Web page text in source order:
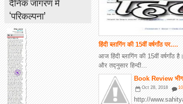
हिंदी ब्लागिंग की 15वीं वर्षगाँठ पर....
आज हिंदी ब्लागिंग की 15वीं वर्षगाँठ
और तद्नुसार हिन्दी...
Book Review
Oct 28, 2018 10
http://
‘परिकल्पना’